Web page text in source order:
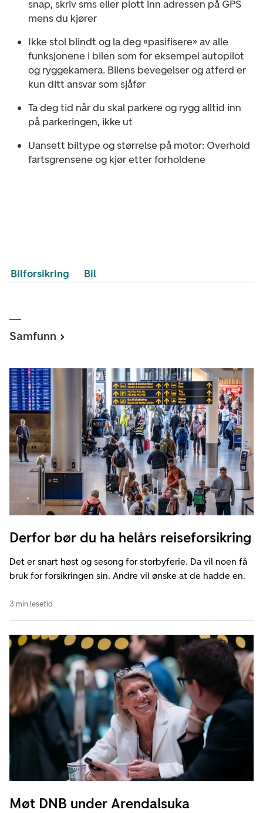
snap, skriv sms eller plott inn adressen på GPS
mens du kjører
Ikke stol blindt og la deg «pasifisere» av alle
funksjonene i bilen som for eksempel autopilot
og ryggekamera. Bilens bevegelser og atferd er
kun ditt ansvar som sjåfør
Ta deg tid når du skal parkere og rygg alltid inn
på parkeringen, ikke ut
Uansett biltype og størrelse på motor: Overhold
fartsgrensene og kjør etter forholdene
Bilforsikring Bil
Samfunn
Derfor bør du ha helårs reiseforsikring
Det er snart høst og sesong for storbyferie. Da vil noen få
bruk for forsikringen sin. Andre vil ønske at de hadde en.
3 min lesetid
Møt DNB under Arendalsuka